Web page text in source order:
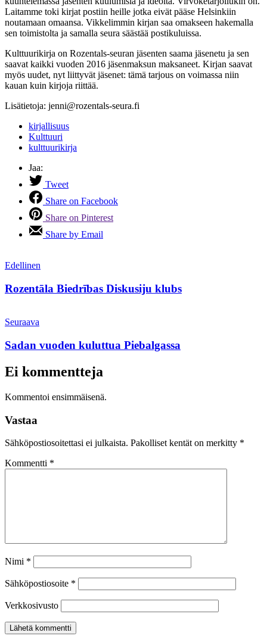
Laitamme toki kirjat postiin heille jotka eivät pääse Helsinkiin
noutamaan omaansa. Vikkelimmin kirjan saa omakseen hakemalla
sen toimistolta ja samalla seura säästää postikuluissa.
Kulttuurikirja on Rozentals-seuran jäsenten saama jäsenetu ja sen
saavat kaikki vuoden 2016 jäsenmaksun maksaneet. Kirjan saavat
myös uudet, nyt liittyvät jäsenet: tämä tarjous on voimassa niin
kauan kuin kirjoja riittää.
Lisätietoja: jenni@rozentals-seura.fi
kirjallisuus
Kulttuuri
kulttuurikirja
Jaa:
Tweet
Share on Facebook
Share on Pinterest
Share by Email
Edellinen
Rozentāla Biedrības Diskusiju klubs
Seuraava
Sadan vuoden kuluttua Piebalgassa
Ei kommentteja
Kommentoi ensimmäisenä.
Vastaa
Sähköpostiosoitettasi ei julkaista. Pakolliset kentät on merkitty *
Kommentti *
Nimi *
Sähköpostiosoite *
Verkkosivusto